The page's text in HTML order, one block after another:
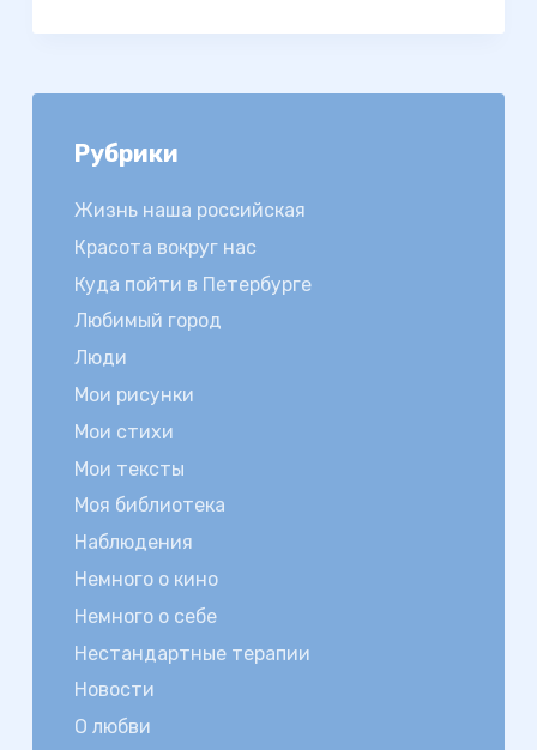
Рубрики
Жизнь наша российская
Красота вокруг нас
Куда пойти в Петербурге
Любимый город
Люди
Мои рисунки
Мои стихи
Мои тексты
Моя библиотека
Наблюдения
Немного о кино
Немного о себе
Нестандартные терапии
Новости
О любви